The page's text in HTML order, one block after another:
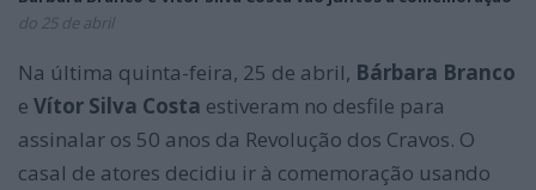
do 25 de abril
Na última quinta-feira, 25 de abril, Bárbara Branco
e Vítor Silva Costa estiveram no desfile para
assinalar os 50 anos da Revolução dos Cravos. O
casal de atores decidiu ir à comemoração usando